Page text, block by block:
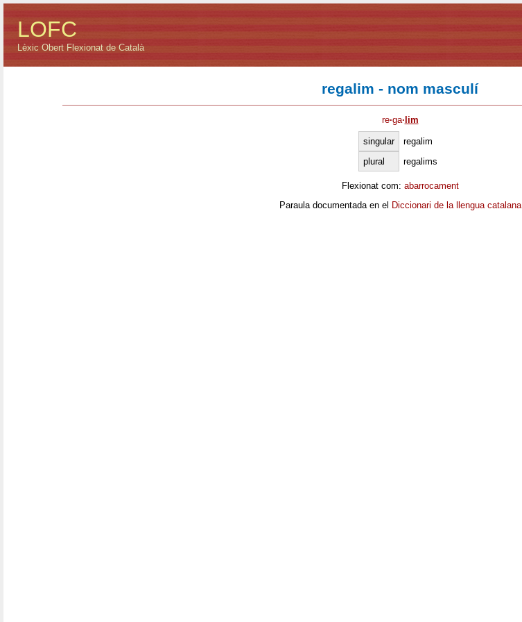
LOFC
Lèxic Obert Flexionat de Català
regalim - nom masculí
re·ga· lim
singular
regalim
plural
regalims
Flexionat com: abarrocament
Paraula documentada en el Diccionari de la llengua catalana